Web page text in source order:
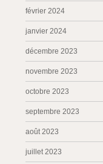
février 2024
janvier 2024
décembre 2023
novembre 2023
octobre 2023
septembre 2023
août 2023
juillet 2023